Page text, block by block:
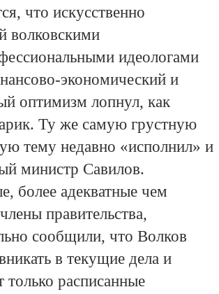
что искусственно
волковскими
идеологами
экономический и
оптимизм лопнул, как
Ту же самую грустную
тему недавно «исполнил» и
министр Савилов.
более адекватные чем
правительства,
сообщили, что Волков
в текущие дела и
только расписанные